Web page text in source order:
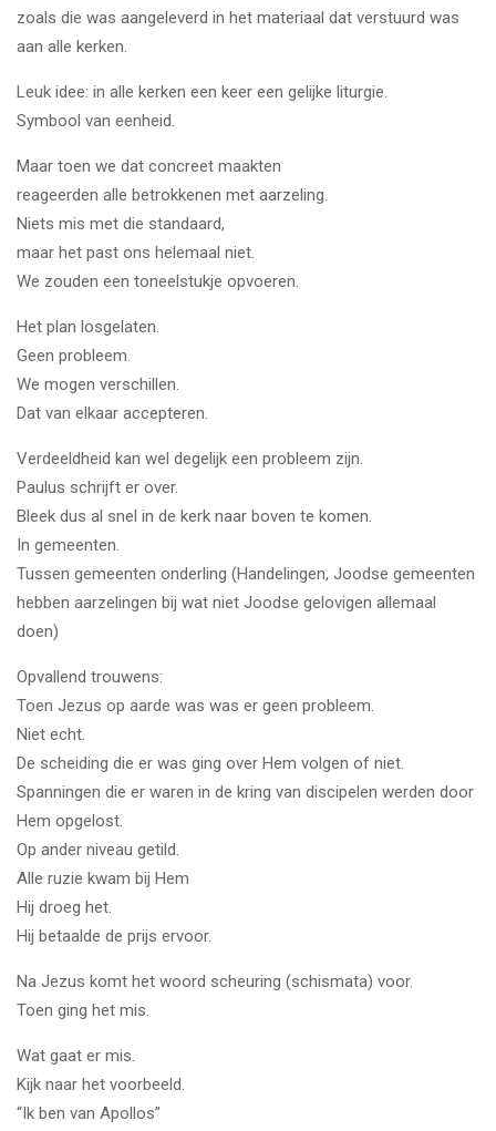
zoals die was aangeleverd in het materiaal dat verstuurd was
aan alle kerken.
Leuk idee: in alle kerken een keer een gelijke liturgie.
Symbool van eenheid.
Maar toen we dat concreet maakten
reageerden alle betrokkenen met aarzeling.
Niets mis met die standaard,
maar het past ons helemaal niet.
We zouden een toneelstukje opvoeren.
Het plan losgelaten.
Geen probleem.
We mogen verschillen.
Dat van elkaar accepteren.
Verdeeldheid kan wel degelijk een probleem zijn.
Paulus schrijft er over.
Bleek dus al snel in de kerk naar boven te komen.
In gemeenten.
Tussen gemeenten onderling (Handelingen, Joodse gemeenten
hebben aarzelingen bij wat niet Joodse gelovigen allemaal
doen)
Opvallend trouwens:
Toen Jezus op aarde was was er geen probleem.
Niet echt.
De scheiding die er was ging over Hem volgen of niet.
Spanningen die er waren in de kring van discipelen werden door
Hem opgelost.
Op ander niveau getild.
Alle ruzie kwam bij Hem
Hij droeg het.
Hij betaalde de prijs ervoor.
Na Jezus komt het woord scheuring (schismata) voor.
Toen ging het mis.
Wat gaat er mis.
Kijk naar het voorbeeld.
“Ik ben van Apollos”